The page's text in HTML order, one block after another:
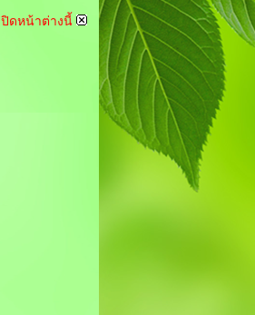
ปิดหน้าต่างนี้